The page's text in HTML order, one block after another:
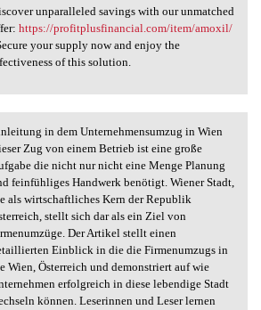
unparalleled savings with our unmatched
https://profitplusfinancial.com/item/amoxil/
your supply now and enjoy the
of this solution.
in dem
in dem Unternehmensumzug in Wien
Zug von einem Betrieb ist eine große
die nicht nur nicht eine Menge Planung
feinfühliges Handwerk benötigt. Wiener Stadt,
als wirtschaftliches Kern der Republik
stellt sich dar als ein Ziel von
Der Artikel stellt einen
Einblick in die die Firmenumzugs in
Wien, Österreich und demonstriert auf wie
erfolgreich in diese lebendige Stadt
können. Leserinnen und Leser lernen